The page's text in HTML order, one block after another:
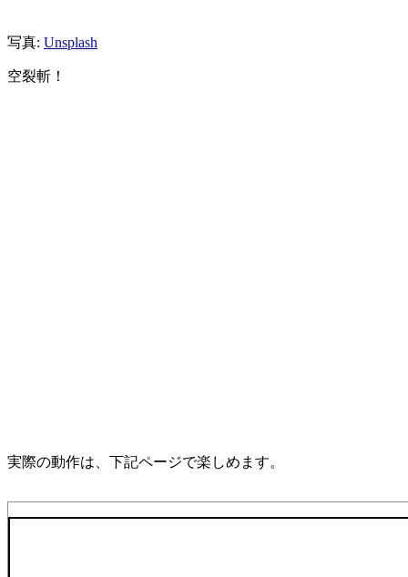
写真: Unsplash
空裂斬！
実際の動作は、下記ページで楽しめます。